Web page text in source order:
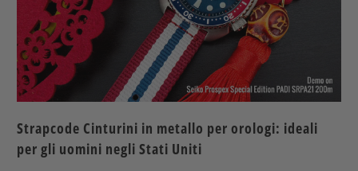
Strapcode Cinturini in metallo per orologi: ideali
per gli uomini negli Stati Uniti